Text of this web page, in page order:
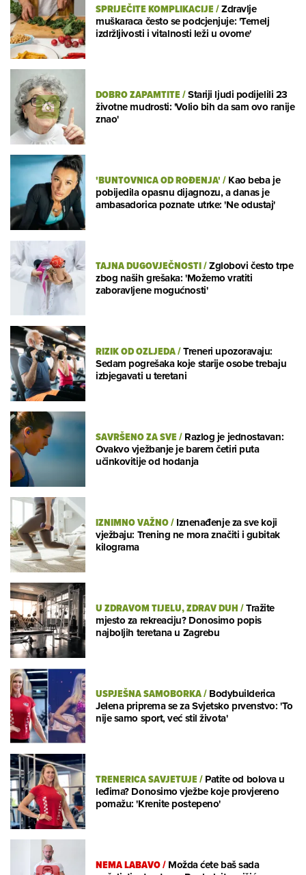
SPRIJEČITE KOMPLIKACIJE/Zdravlje
muškaraca često se podcjenjuje: 'Temelj
izdržljivosti i vitalnosti leži u ovome'
DOBRO ZAPAMTITE/Stariji ljudi podijelili 23
životne mudrosti: 'Volio bih da sam ovo ranije
znao'
'BUNTOVNICA OD ROĐENJA'/Kao beba je
pobijedila opasnu dijagnozu, a danas je
ambasadorica poznate utrke: 'Ne odustaj'
TAJNA DUGOVJEČNOSTI/Zglobovi često trpe
zbog naših grešaka: 'Možemo vratiti
zaboravljene mogućnosti'
RIZIK OD OZLJEDA/Treneri upozoravaju:
Sedam pogrešaka koje starije osobe trebaju
izbjegavati u teretani
SAVRŠENO ZA SVE/Razlog je jednostavan:
Ovakvo vježbanje je barem četiri puta
učinkovitije od hodanja
IZNIMNO VAŽNO/Iznenađenje za sve koji
vježbaju: Trening ne mora značiti i gubitak
kilograma
U ZDRAVOM TIJELU, ZDRAV DUH/Tražite
mjesto za rekreaciju? Donosimo popis
najboljih teretana u Zagrebu
USPJEŠNA SAMOBORKA/Bodybuilderica
Jelena priprema se za Svjetsko prvenstvo: 'To
nije samo sport, već stil života'
TRENERICA SAVJETUJE/Patite od bolova u
leđima? Donosimo vježbe koje provjereno
pomažu: 'Krenite postepeno'
NEMA LABAVO/Možda ćete baš sada